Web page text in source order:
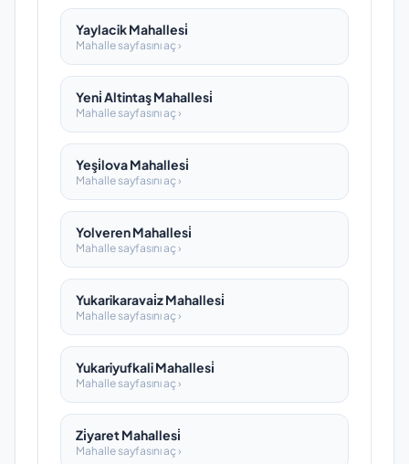
Yaylacik Mahallesi̇
Mahalle sayfasını aç ›
Yeni̇ Altintaş Mahallesi̇
Mahalle sayfasını aç ›
Yeşi̇lova Mahallesi̇
Mahalle sayfasını aç ›
Yolveren Mahallesi̇
Mahalle sayfasını aç ›
Yukarikaravai̇z Mahallesi̇
Mahalle sayfasını aç ›
Yukariyufkali Mahallesi̇
Mahalle sayfasını aç ›
Zi̇yaret Mahallesi̇
Mahalle sayfasını aç ›